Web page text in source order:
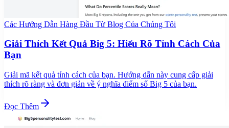
Các Hướng Dẫn Hàng Đầu Từ Blog Của Chúng Tôi
Giải Thích Kết Quả Big 5: Hiểu Rõ Tính Cách Của
Bạn
Giải mã kết quả tính cách của bạn. Hướng dẫn này cung cấp giải
thích rõ ràng và đơn giản về ý nghĩa điểm số Big 5 của bạn.
Đọc Thêm